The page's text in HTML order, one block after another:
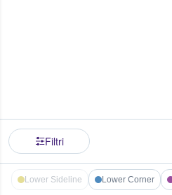
Filtri
Lower Sideline Lower Corner